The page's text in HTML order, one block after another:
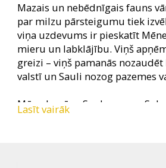
Mazais un nebēdnīgais fauns
par milzu pārsteigumu tiek
viņa uzdevums ir pieskatīt
mieru un labklājību. Viņš
greizi – viņš pamanās
valstī un Sauli nozog pazemes
Mūns kopā ar Saules sargu
dodas atgūt Sauli un atgriezt
Lasīt vairāk